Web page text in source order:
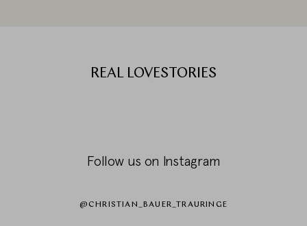
REAL LOVESTORIES
Follow us on Instagram
@CHRISTIAN_BAUER_TRAURINGE